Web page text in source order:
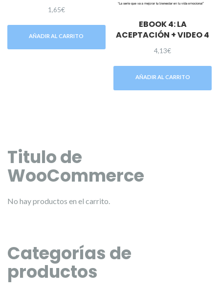
1,65€
AÑADIR AL CARRITO
EBOOK 4: LA
ACEPTACIÓN + VIDEO 4
4,13€
AÑADIR AL CARRITO
Titulo de
WooCommerce
No hay productos en el carrito.
Categorías de
productos